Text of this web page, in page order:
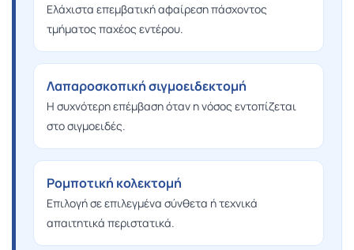
Ελάχιστα επεμβατική αφαίρεση πάσχοντος
τμήματος παχέος εντέρου.
Λαπαροσκοπική σιγμοειδεκτομή
Η συχνότερη επέμβαση όταν η νόσος εντοπίζεται
στο σιγμοειδές.
Ρομποτική κολεκτομή
Επιλογή σε επιλεγμένα σύνθετα ή τεχνικά
απαιτητικά περιστατικά.